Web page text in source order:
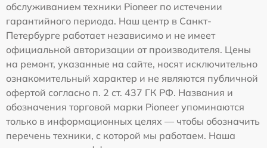
обслуживанием техники Pioneer по истечении
гарантийного периода. Наш центр в Санкт-
Петербурге работает независимо и не имеет
официальной авторизации от производителя. Цены
на ремонт, указанные на сайте, носят исключительно
ознакомительный характер и не являются публичной
офертой согласно п. 2 ст. 437 ГК РФ. Названия и
обозначения торговой марки Pioneer упоминаются
только в информационных целях — чтобы обозначить
перечень техники, с которой мы работаем. Наша